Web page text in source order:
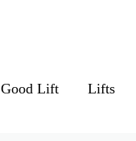
Good Lift Lifts